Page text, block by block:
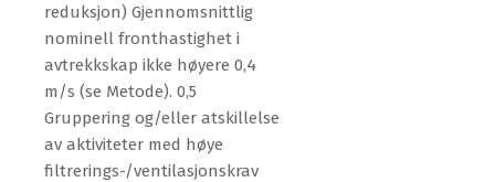
reduksjon) Gjennomsnittlig
nominell fronthastighet i
avtrekkskap ikke høyere 0,4
m/s (se Metode). 0,5
Gruppering og/eller atskillelse
av aktiviteter med høye
filtrerings-/ventilasjonskrav